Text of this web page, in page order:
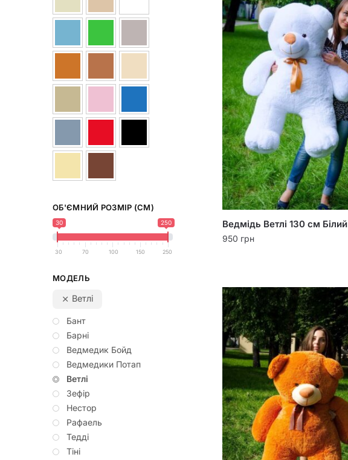
Ведмідь Ветлі 130 см Білий
950 грн
ОБ'ЄМНИЙ РОЗМІР (СМ)
30 250
30 70 100 150 250
МОДЕЛЬ
Ветлі
Бант
Барні
Ведмедик Бойд
Ведмедики Потап
Ветлі
Зефір
Нестор
Рафаель
Тедді
Тіні